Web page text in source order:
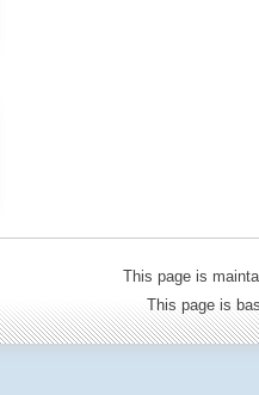
This page is
This page is